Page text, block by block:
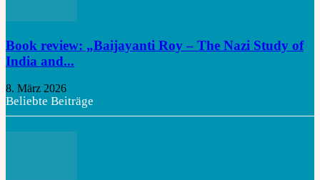
Book review: „Baijayanti Roy – The Nazi Study of
India and...
8. März 2026
Beliebte Beiträge